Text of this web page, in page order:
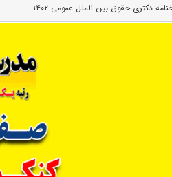
دکتری حقوق بین الملل عمومی ۱۴۰۲